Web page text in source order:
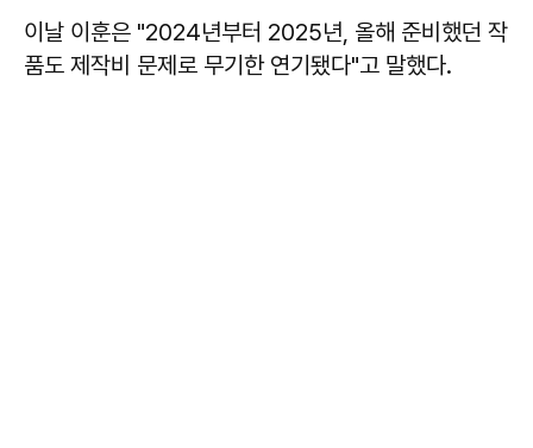
이날 이훈은 "2024년부터 2025년, 올해 준비했던 작
품도 제작비 문제로 무기한 연기됐다"고 말했다.